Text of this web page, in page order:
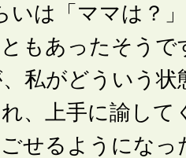
いは「ママは？
もあったそうで
私がどういう状
、上手に諭して
せるようになっ